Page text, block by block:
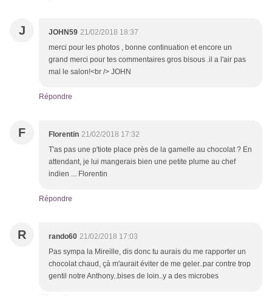
J JOHN59 21/02/2018 18:37
merci pour les photos , bonne continuation et encore un
grand merci pour tes commentaires gros bisous .il a l'air pas
mal le salon!<br /> JOHN
Répondre
F Florentin 21/02/2018 17:32
T'as pas une p'tiote place près de la gamelle au chocolat ? En
attendant, je lui mangerais bien une petite plume au chef
indien ... Florentin
Répondre
R rando60 21/02/2018 17:03
Pas sympa la Mireille, dis donc tu aurais du me rapporter un
chocolat chaud, çà m'aurait éviter de me geler..par contre trop
gentil notre Anthony..bises de loin..y a des microbes